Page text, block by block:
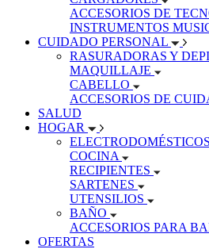
ACCESORIOS DE
INSTRUMENTOS
CUIDADO PERSONAL
RASURADORAS Y
MAQUILLAJE
CABELLO
ACCESORIOS DE
SALUD
HOGAR
ELECTRODOMÉSTICOS
COCINA
RECIPIENTES
SARTENES
UTENSILIOS
BAÑO
ACCESORIOS PARA
OFERTAS